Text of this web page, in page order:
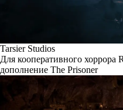
Tarsier Studios
Для кооперативного
дополнение The Prisoner